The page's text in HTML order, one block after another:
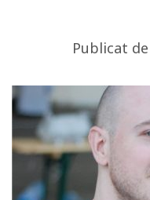
Publicat de